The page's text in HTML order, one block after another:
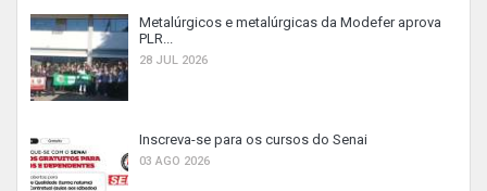
Metalúrgicos e metalúrgicas da Modefer aprova
PLR...
28 JUL 2026
Inscreva-se para os cursos do Senai
03 AGO 2026